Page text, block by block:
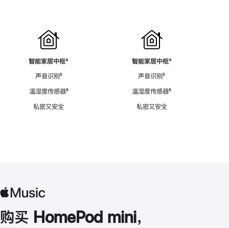
智能家居中枢脚
⁴
声音识别脚
⁵
温湿度传感器脚
⁶
私密又安全
智能家居中枢脚
⁴
声音识别脚
⁵
温湿度传感器脚
⁶
私密又安全
购买 HomePod mini，